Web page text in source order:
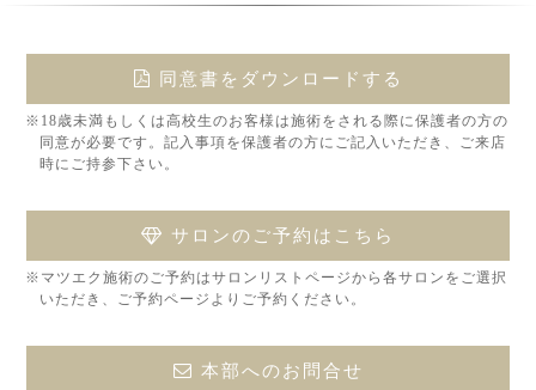
同意書をダウンロードする
※18歳未満もしくは高校生のお客様は施術をされる際に保護者の方の
同意が必要です。記入事項を保護者の方にご記入いただき、ご来店
時にご持参下さい。
サロンのご予約はこちら
※マツエク施術のご予約はサロンリストページから各サロンをご選択
いただき、ご予約ページよりご予約ください。
本部へのお問合せ